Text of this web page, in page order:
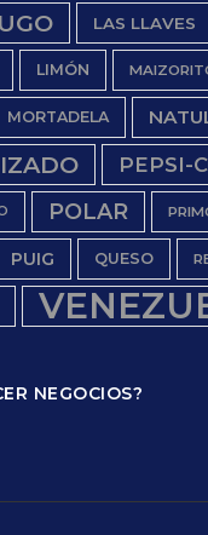
LAS LLAVES
LIMÓN
MORTADELA
PEPSI-
POLAR
PUIG QUESO
NEGOCIOS?